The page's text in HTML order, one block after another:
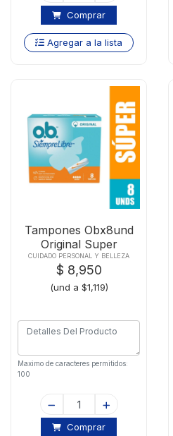
Comprar
Agregar a la lista
Tampones Obx8und
Original Super
CUIDADO PERSONAL Y BELLEZA
$ 8,950
(und a $1,119)
Maximo de caracteres permitidos:
100
Comprar